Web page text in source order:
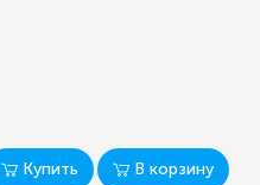
Купить В корзину